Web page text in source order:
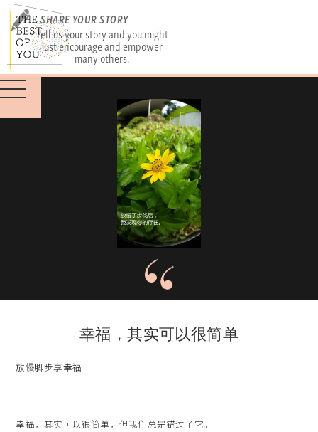
SHARE YOUR STORY
Tell us your story and you might
just encourage and empower
many others.
幸福，其实可以很简单
放慢脚步享幸福
幸福，其实可以很简单，但我们总是错过了它。